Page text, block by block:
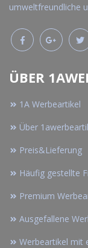
umweltfreundliche
ÜBER
1A Werbeartikel
Über
Preis&Lieferung
Häufig gestellte
Premium
Ausgefallene
Werbeartikel mit